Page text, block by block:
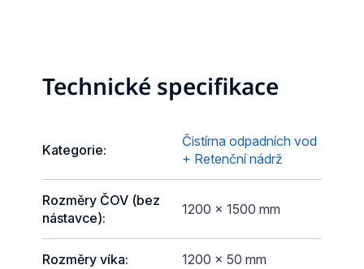
Technické specifikace
Kategorie:
Čistírna odpadních vod
+ Retenční nádrž
Rozměry ČOV (bez
nástavce):
1200 x 1500 mm
Rozměry víka: 1200 x 50 mm